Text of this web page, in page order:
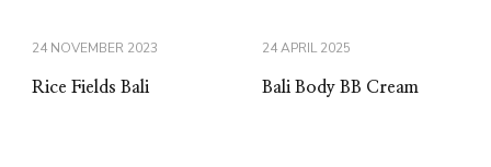
24 NOVEMBER 2023
Rice Fields Bali
24 APRIL 2025
Bali Body BB Cream